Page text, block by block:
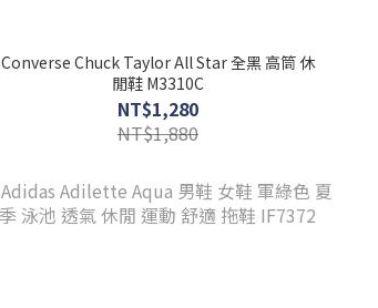
Converse Chuck Taylor All Star 全黑 高筒 休
閒鞋 M3310C
NT$1,280
NT$1,880